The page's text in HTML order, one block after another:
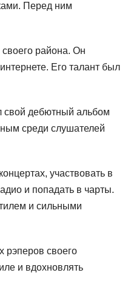
Перед ним
района. Он
Его талант был
свой дебютный альбом
среди слушателей
участвовать в
и попадать в чарты.
и сильными
рэперов своего
и вдохновлять